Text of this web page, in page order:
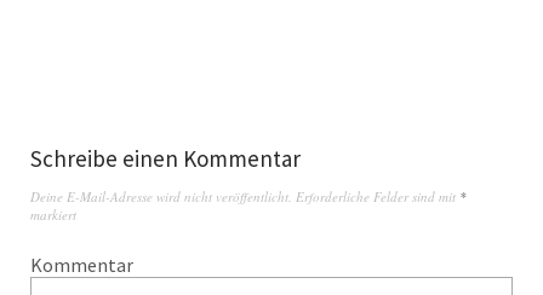
Schreibe einen Kommentar
Deine E-Mail-Adresse wird nicht veröffentlicht. Erforderliche Felder sind mit *
markiert
Kommentar